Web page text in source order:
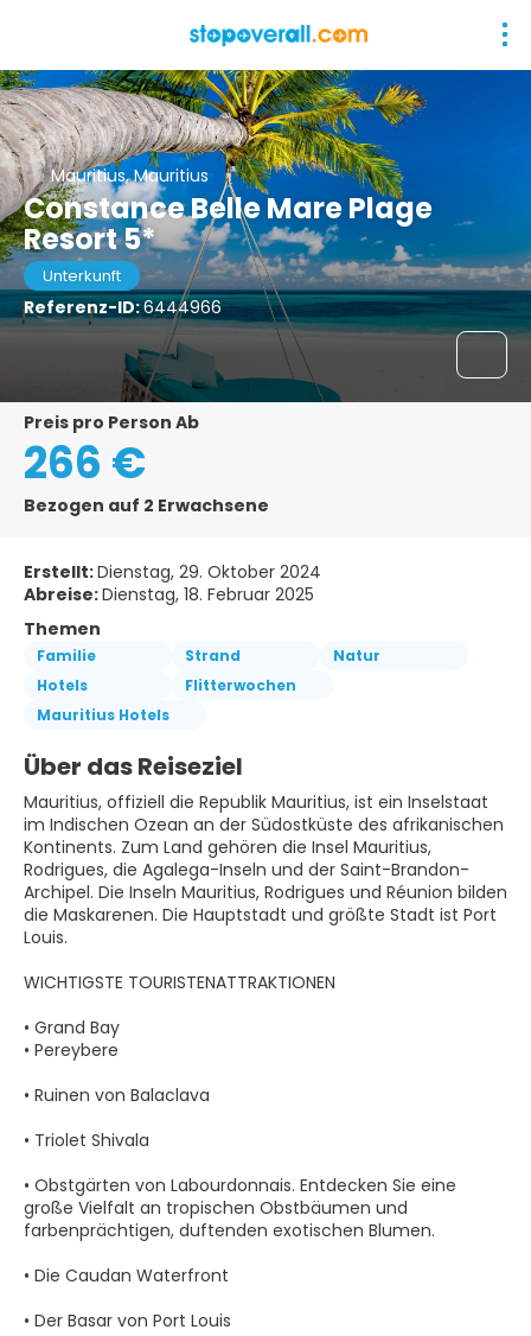
Mauritius, Mauritius
Constance Belle Mare Plage
Resort 5*
Unterkunft
Referenz-ID:6444966
Preis pro Person Ab
266 €
Bezogen auf 2 Erwachsene
Erstellt:Dienstag, 29. Oktober 2024
Abreise:Dienstag, 18. Februar 2025
Themen
Familie Strand
Natur
Hotels
Flitterwochen
Mauritius Hotels
Über das Reiseziel
Mauritius, offiziell die Republik Mauritius, ist ein Inselstaat
im Indischen Ozean an der Südostküste des afrikanischen
Kontinents. Zum Land gehören die Insel Mauritius,
Rodrigues, die Agalega-Inseln und der Saint-Brandon-
Archipel. Die Inseln Mauritius, Rodrigues und Réunion bilden
die Maskarenen. Die Hauptstadt und größte Stadt ist Port
Louis.
WICHTIGSTE TOURISTENATTRAKTIONEN
• Grand Bay
• Pereybere
• Ruinen von Balaclava
• Triolet Shivala
• Obstgärten von Labourdonnais. Entdecken Sie eine
große Vielfalt an tropischen Obstbäumen und
farbenprächtigen, duftenden exotischen Blumen.
• Die Caudan Waterfront
• Der Basar von Port Louis